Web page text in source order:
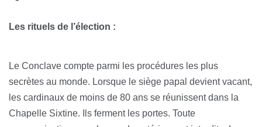
Les rituels de l’élection :
Le Conclave compte parmi les procédures les plus
secrètes au monde. Lorsque le siège papal devient vacant,
les cardinaux de moins de 80 ans se réunissent dans la
Chapelle Sixtine. Ils ferment les portes. Toute